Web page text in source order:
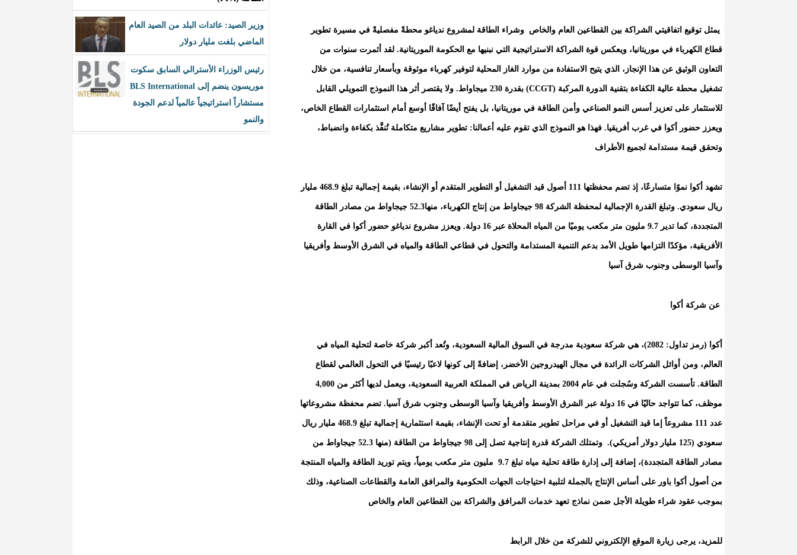
وزير الصيد: عائدات البلد من الصيد العام
الماضي بلغت مليار دولار
رئيس الوزراء الأسترالي السابق سكوت
موريسون ينضم إلى BLS International
مستشاراً استراتيجياً عالمياً لدعم الجودة
والنمو
يمثل توقيع اتفاقيتي الشراكة بين القطاعين العام والخاص وشراء الطاقة لمشروع ندياغو محطةً مفصليةً في مسيرة تطوير
قطاع الكهرباء في موريتانيا، ويعكس قوة الشراكة الاستراتيجية التي نبنيها مع الحكومة الموريتانية. لقد أثمرت سنوات من
التعاون الوثيق عن هذا الإنجاز، الذي يتيح الاستفادة من موارد الغاز المحلية لتوفير كهرباء موثوقة وبأسعار تنافسية، من خلال
تشغيل محطة عالية الكفاءة بتقنية الدورة المركبة (CCGT) بقدرة 230 ميجاواط. ولا يقتصر أثر هذا النموذج التمويلي القابل
للاستثمار على تعزيز أسس النمو الصناعي وأمن الطاقة في موريتانيا، بل يفتح أيضًا آفاقًا أوسع أمام استثمارات القطاع الخاص،
ويعزز حضور أكوا في غرب أفريقيا. فهذا هو النموذج الذي تقوم عليه أعمالنا: تطوير مشاريع متكاملة تُنفَّذ بكفاءة وانضباط،
وتحقق قيمة مستدامة لجميع الأطراف
تشهد أكوا نموًا متسارعًا، إذ تضم محفظتها 111 أصول قيد التشغيل أو التطوير المتقدم أو الإنشاء، بقيمة إجمالية تبلغ 468.9 مليار
ريال سعودي. وتبلغ القدرة الإجمالية لمحفظة الشركة 98 جيجاواط من إنتاج الكهرباء، منها52.3 جيجاواط من مصادر الطاقة
المتجددة، كما تدير 9.7 مليون متر مكعب يوميًا من المياه المحلاة عبر 16 دولة. ويعزز مشروع ندياغو حضور أكوا في القارة
الأفريقية، مؤكدًا التزامها طويل الأمد بدعم التنمية المستدامة والتحول في قطاعي الطاقة والمياه في الشرق الأوسط وأفريقيا
وآسيا الوسطى وجنوب شرق آسيا
عن شركة أكوا
أكوا (رمز تداول: 2082)، هي شركة سعودية مدرجة في السوق المالية السعودية، وتُعد أكبر شركة خاصة لتحلية المياه في
العالم، ومن أوائل الشركات الرائدة في مجال الهيدروجين الأخضر، إضافةً إلى كونها لاعبًا رئيسيًا في التحول العالمي لقطاع
الطاقة. تأسست الشركة وسُجلت في عام 2004 بمدينة الرياض في المملكة العربية السعودية، ويعمل لديها أكثر من 4,000
موظف، كما تتواجد حاليًا في 16 دولة عبر الشرق الأوسط وأفريقيا وآسيا الوسطى وجنوب شرق آسيا. تضم محفظة مشروعاتها
عدد 111 مشروعاً إما قيد التشغيل أو في مراحل تطوير متقدمة أو تحت الإنشاء، بقيمة استثمارية إجمالية تبلغ 468.9 مليار ريال
سعودي (125 مليار دولار أمريكي). وتمتلك الشركة قدرة إنتاجية تصل إلى 98 جيجاواط من الطاقة (منها 52.3 جيجاواط من
مصادر الطاقة المتجددة)، إضافة إلى إدارة طاقة تحلية مياه تبلغ 9.7 مليون متر مكعب يومياً، ويتم توريد الطاقة والمياه المنتجة
من أصول أكوا باور على أساس الإنتاج بالجملة لتلبية احتياجات الجهات الحكومية والمرافق العامة والقطاعات الصناعية، وذلك
بموجب عقود شراء طويلة الأجل ضمن نماذج تعهد خدمات المرافق والشراكة بين القطاعين العام والخاص
للمزيد، يرجى زيارة الموقع الإلكتروني للشركة من خلال الرابط